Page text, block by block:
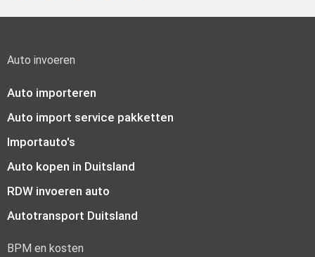
Auto invoeren
Auto importeren
Auto import service pakketten
Importauto's
Auto kopen in Duitsland
RDW invoeren auto
Autotransport Duitsland
BPM en kosten